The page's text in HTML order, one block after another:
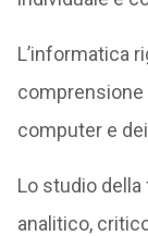
L’informatica
comprensione
computer e
Lo studio
analitico,